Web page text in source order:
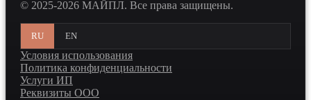
© 2025-2026 МАЙПЛ. Все права защищены.
RU EN
Условия использования
Политика конфиденциальности
Услуги ИП
Реквизиты ООО